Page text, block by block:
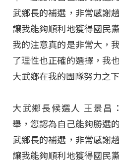
武鄉長的補選，非常感謝
讓我能夠順利地獲得國民
我的注意真的是非常大，
了理性也正確的選擇，我
大武鄉在我的團隊努力之下
大武鄉長候選人 王景昌
舉，您認為自己能夠勝選
武鄉長的補選，非常感謝
讓我能夠順利地獲得國民